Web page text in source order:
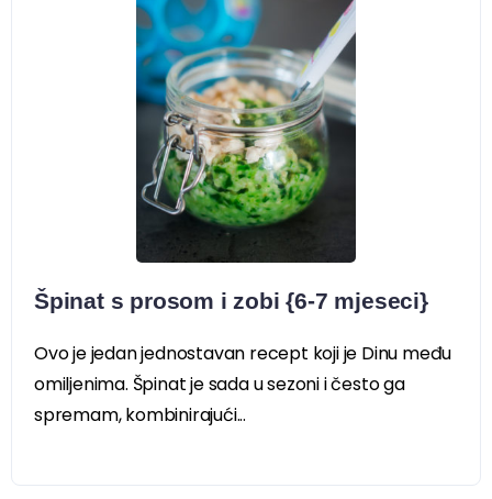
Špinat s prosom i zobi {6-7 mjeseci}
Ovo je jedan jednostavan recept koji je Dinu među
omiljenima. Špinat je sada u sezoni i često ga
spremam, kombinirajući...